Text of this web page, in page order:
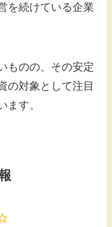
を続けている企業
ものの、その安定
の対象として注目
ます。